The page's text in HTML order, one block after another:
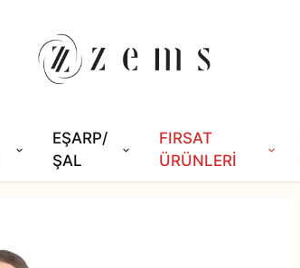
EŞARP/
ŞAL
FIRSAT
ÜRÜNLERİ